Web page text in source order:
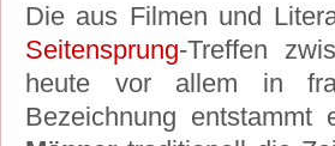
Die aus Filmen und
Seitensprung-Treffen
heute vor allem in
Bezeichnung